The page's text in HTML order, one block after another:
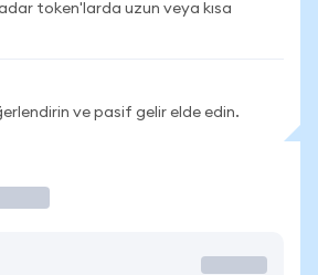
token'larda uzun veya kısa
ve pasif gelir elde edin.